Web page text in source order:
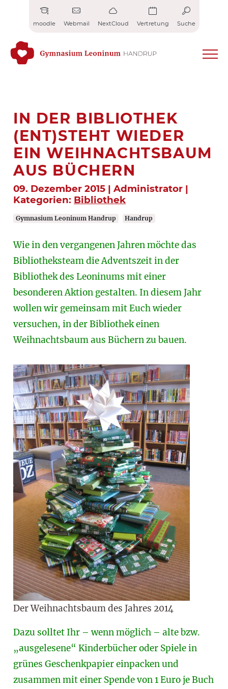
moodle Webmail NextCloud Vertretung Suche
IN DER BIBLIOTHEK
(ENT)STEHT WIEDER
EIN WEIHNACHTSBAUM
AUS BÜCHERN
09. Dezember 2015 | Administrator |
Kategorien: Bibliothek
Gymnasium Leoninum Handrup Handrup
Wie in den vergangenen Jahren möchte das
Bibliotheksteam die Adventszeit in der
Bibliothek des Leoninums mit einer
besonderen Aktion gestalten. In diesem Jahr
wollen wir gemeinsam mit Euch wieder
versuchen, in der Bibliothek einen
Weihnachtsbaum aus Büchern zu bauen.
Der Weihnachtsbaum des Jahres 2014
Dazu solltet Ihr – wenn möglich – alte bzw.
„ausgelesene“ Kinderbücher oder Spiele in
grünes Geschenkpapier einpacken und
zusammen mit einer Spende von 1 Euro je Buch